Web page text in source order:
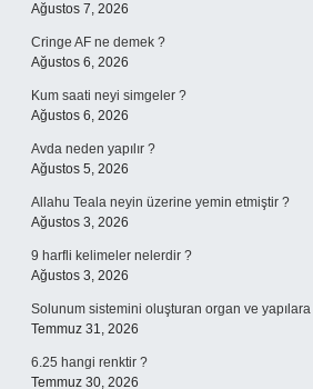
Ağustos 7, 2026
Cringe AF ne demek ?
Ağustos 6, 2026
Kum saati neyi simgeler ?
Ağustos 6, 2026
Avda neden yapılır ?
Ağustos 5, 2026
Allahu Teala neyin üzerine yemin etmiştir ?
Ağustos 3, 2026
9 harfli kelimeler nelerdir ?
Ağustos 3, 2026
Solunum sistemini oluşturan organ ve
Temmuz 31, 2026
6.25 hangi renktir ?
Temmuz 30, 2026